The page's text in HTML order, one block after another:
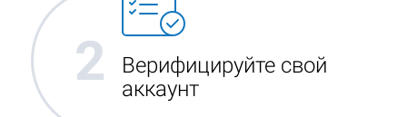
Верифицируйте свой
аккаунт